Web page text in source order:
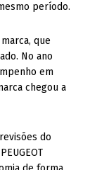
período.
que
No ano
em
chegou a
do